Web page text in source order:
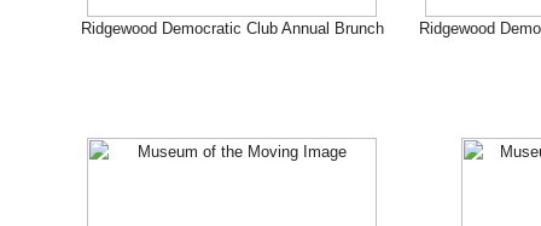
Ridgewood Democratic Club Annual Brunch Ridgewood